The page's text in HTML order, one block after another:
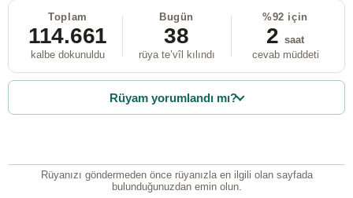
Toplam
114.661
kalbe dokunuldu
Bugün
38
rüya te’vîl kılındı
%92 için
2 saat
cevab müddeti
Rüyam yorumlandı mı?
Rüyanızı göndermeden önce rüyanızla en ilgili olan sayfada
bulunduğunuzdan emin olun.